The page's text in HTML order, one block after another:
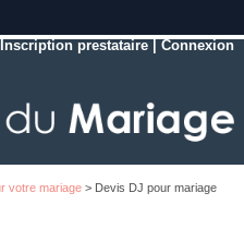
Inscription prestataire |Connexion
votre mariage> Devis DJ pour mariage